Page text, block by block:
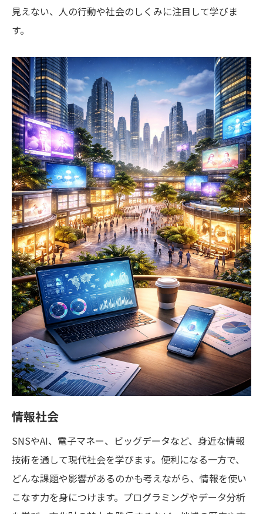
見えない、人の行動や社会のしくみに注目して学びま
す。
情報社会
SNSやAI、電子マネー、ビッグデータなど、身近な情報
技術を通して現代社会を学びます。便利になる一方で、
どんな課題や影響があるのかも考えながら、情報を使い
こなす力を身につけます。プログラミングやデータ分析